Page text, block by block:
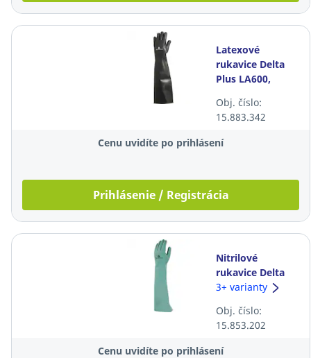
Latexové
rukavice Delta
Plus LA600,
10/11, čierne
Obj. číslo:
15.883.342
Cenu uvidíte po prihlásení
Prihlásenie / Registrácia
Nitrilové
rukavice Delta
Plus Nitrex
veľkosť 10/11, 12
párov
3+ varianty
Obj. číslo:
15.853.202
Cenu uvidíte po prihlásení